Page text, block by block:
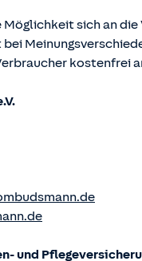
Möglichkeit sich an
kostenfrei
und